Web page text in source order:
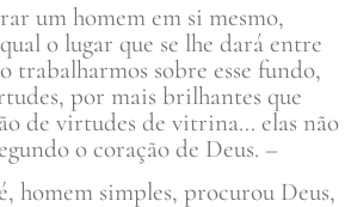
um homem em si mesmo,
o lugar que se lhe dará entre
trabalharmos sobre esse fundo,
por mais brilhantes que
de virtudes de vitrina… elas não
o coração de Deus. –
homem simples, procurou Deus,